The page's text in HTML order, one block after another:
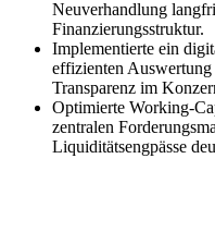
Neuverhandlung
Finanzierungsstruktur.
Implementierte ein
effizienten
Transparenz im
Optimierte Working-
zentralen
Liquiditätsengpässe